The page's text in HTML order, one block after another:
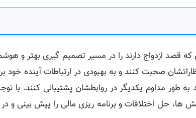
قصد ازدواج دارند را در مسیر تصمیم گیری بهتر و
صحبت کنند و به بهبودی در ارتباطات آینده
طور مداوم یکدیگر در روابطشان پشتیبانی کنند.
ها، حل اختلافات و برنامه ریزی مالی را پیش بینی و